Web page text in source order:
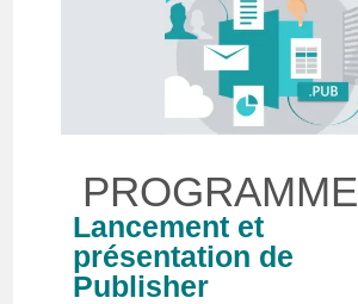
PROGRAMME
Lancement et
présentation de
Publisher